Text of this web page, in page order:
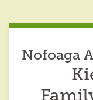
Nofoaga